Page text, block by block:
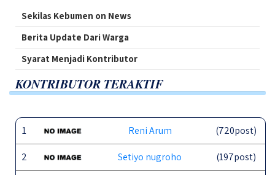
Sekilas Kebumen on News
Berita Update Dari Warga
Syarat Menjadi Kontributor
KONTRIBUTOR TERAKTIF
1 Reni Arum (720post)
2 Setiyo nugroho (197post)